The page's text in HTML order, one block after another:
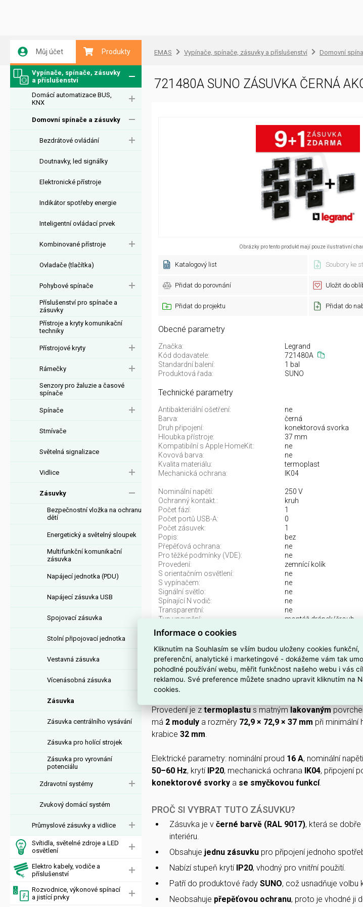
Můj účet Produkty
Vypínače, spínače, zásuvky
a příslušenství
Domácí automatizace BUS,
KNX
Domovní spínače a zásuvky
Bezdrátové ovládání
Doutnavky, led signálky
Elektronické přístroje
Indikátor spotřeby energie
Inteligentní ovládací prvek
Kombinované přístroje
Ovladače (tlačítka)
Pohybové spínače
Příslušenství pro spínače a
zásuvky
Přístroje a kryty komunikační
techniky
Přístrojové kryty
Rámečky
Senzory pro žaluzie a časové
spínače
Spínače
Stmívače
Světelná signalizace
Vidlice
Zásuvky
Bezpečnostní vložka na ochranu
dětí
Energetický a světelný sloupek
Multifunkční komunikační
zásuvka
Napájecí jednotka (PDU)
Napájecí zásuvka USB
Spojovací zásuvka
Stolní připojovací jednotka
Vestavná zásuvka
Vícenásobná zásuvka
Zásuvka
Zásuvka centrálního vysávání
Zásuvka pro holící strojek
Zásuvka pro vyrovnání
potenciálu
Zdravotní systémy
Zvukový domácí systém
Průmyslové zásuvky a vidlice
Svítidla, světelné zdroje a LED
osvětlení
Elektro kabely, vodiče a
příslušenství
Rozvodnice, výkonové spínací
a jistící prvky
EMAS Vypínače, spínače, zásuvky a příslušenství Domovní
721480A SUNO ZÁSUVKA ČERNÁ
Obrázky pro tento produkt mají pouze ilustrativní
Katalogový list Soubory ke
Přidat do porovnání Uložit do
Přidat do projektu Přidat do
Obecné parametry
Značka: Legrand
Kód dodavatele:
721480A
Standardní balení:
1 bal
Produktová řada:
SUNO
Technické parametry
Antibakteriální ošetření: ne
Barva:
černá
Druh připojení:
konektorová svorka
Hloubka přístroje:
37 mm
Kompatibilní s Apple HomeKit:
ne
Kovová barva:
ne
Kvalita materiálu:
termoplast
Mechanická ochrana:
IK04
Nominální napětí: 250 V
Ochranný kontakt.:
kruh
Počet fází:
1
Počet portů USB-A:
0
Počet zásuvek:
1
Popis:
bez
Přepěťová ochrana:
ne
Pro těžké podmínky (VDE):
ne
Provedení:
zemnící kolík
S orientačním osvětlení:
ne
S vypínačem:
ne
Signální světlo:
ne
Spínající N vodič:
ne
Transparentní:
ne
Typ upevnění:
montáž drápek/šroub
Výška přístroje:
721480A SUNO ZÁSUVKA ČERNÁ AKCE 9+1
Zásuvka 721480A SUNOv barvěčerná (RAL 9017) s1
3245060011130 nabízí dětskou ochranu a zemnící kolík
Provedení je z termoplastu s matným lakovaným
má 2 moduly a rozměry 72,9 × 72,9 × 37 mm při minimální
krabice 32 mm.
Elektrické parametry: nominální proud 16 A, nominální
50–60 Hz, krytí IP20, mechanická ochrana IK04, připojení
konektorové svorky a se smyčkovou funkcí.
PROČ SI VYBRAT TUTO ZÁSUVKU?
Zásuvka je v černé barvě (RAL 9017), která se
interiéru.
Obsahuje jednu zásuvku pro připojení jednoho
Nabízí stupeň krytí IP20, vhodný pro vnitřní použití.
Patří do produktové řady SUNO, což usnadňuje volbu
Neobsahuje přepěťovou ochranu, proto je vhodné ji
Informace o cookies
Kliknutím na Souhlasím se vším budou uloženy cookies funkční,
preferenční, analytické i marketingové - dokážeme vám tak
pohodlné používání webu, měřit funkčnost našeho webu i vás
reklamou. Své preference můžete snadno upravit kliknutím na
cookies.